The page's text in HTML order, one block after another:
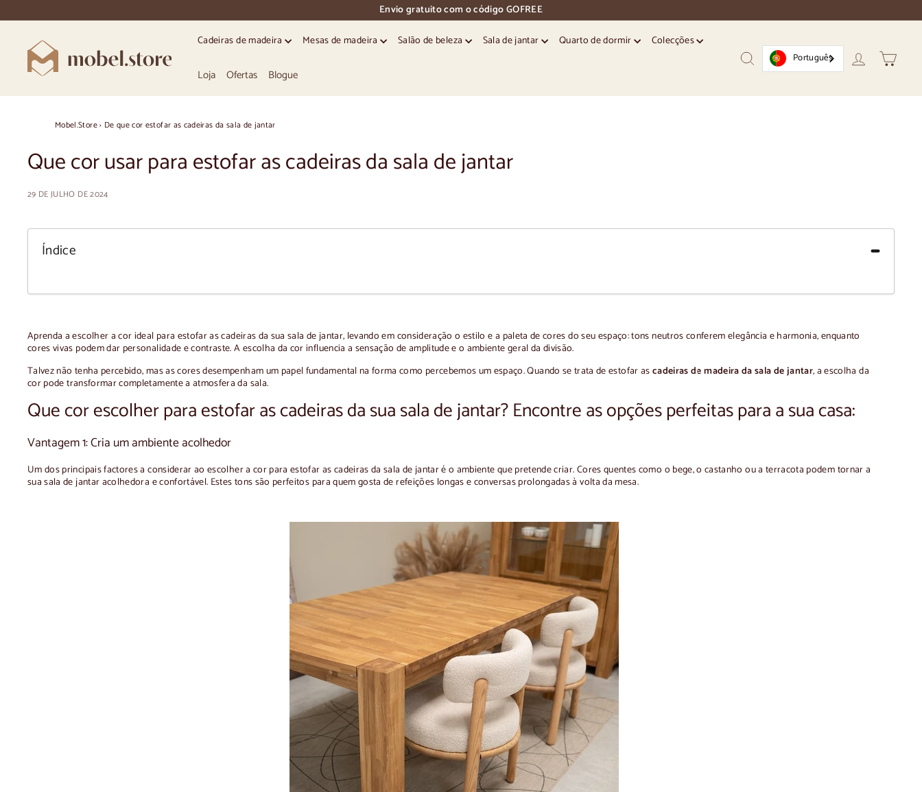
directamente
conteúdo
pausa
nos
diapositivos
Envio gratuito com o código GOFREE
M
o
t
r
e
Cadeiras de madeira Mesas de madeira Salão de beleza Sala de jantar Quarto de dormir Colecções
Loja Ofertas Blogue
Pesquisar Português Conta Trolley
Mobel.Store› De que cor estofar as cadeiras da sala de jantar
Que cor usar para estofar as cadeiras da sala de jantar
29 DE JULHO DE 2024
Índice
Aprenda a escolher a cor ideal para estofar as cadeiras da sua sala de jantar, levando em consideração o estilo e a paleta de cores do seu espaço: tons neutros conferem elegância e harmonia, enquanto
cores vivas podem dar personalidade e contraste. A escolha da cor influencia a sensação de amplitude e o ambiente geral da divisão.
Talvez não tenha percebido, mas as cores desempenham um papel fundamental na forma como percebemos um espaço. Quando se trata de estofar ascadeiras de madeira da sala de jantar, a escolha da
cor pode transformar completamente a atmosfera da sala.
Que cor escolher para estofar as cadeiras da sua sala de jantar? Encontre as opções perfeitas para a sua casa:
Vantagem 1: Cria um ambiente acolhedor
Um dos principais factores a considerar ao escolher a cor para estofar as cadeiras da sala de jantar é o ambiente que pretende criar. Cores quentes como o bege, o castanho ou a terracota podem tornar a
sua sala de jantar acolhedora e confortável. Estes tons são perfeitos para quem gosta de refeições longas e conversas prolongadas à volta da mesa.